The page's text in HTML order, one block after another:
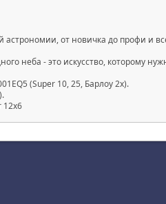
астрономии, от новичка до профи и
неба - это искусство, которому
(Super 10, 25, Барлоу 2х).
12x6